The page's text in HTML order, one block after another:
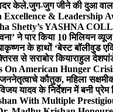
केले.जुग-जुग जीने की दुआ
Excellence & Leadership
Shetty’s YASHNA
ने पार किया 10 मिलियन
के हाथों ‘बेस्ट बॉलीवुड
से सराबोर कियाराहुल
On American Hunger
कौतुक, महिला
यादव के निर्देशन में बनी प्रेम
With Multiple